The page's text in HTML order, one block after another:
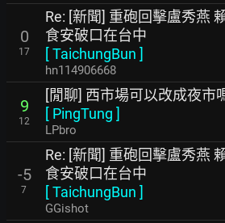
0
17
Re: [新聞] 重砲回擊盧秀燕
食安破口在台中
[TaichungBun ]
hn114906668
9
12
[閒聊] 西市場可以改成夜市
[ PingTung ]
LPbro
-5
7
Re: [新聞] 重砲回擊盧秀燕
食安破口在台中
[TaichungBun ]
GGishot